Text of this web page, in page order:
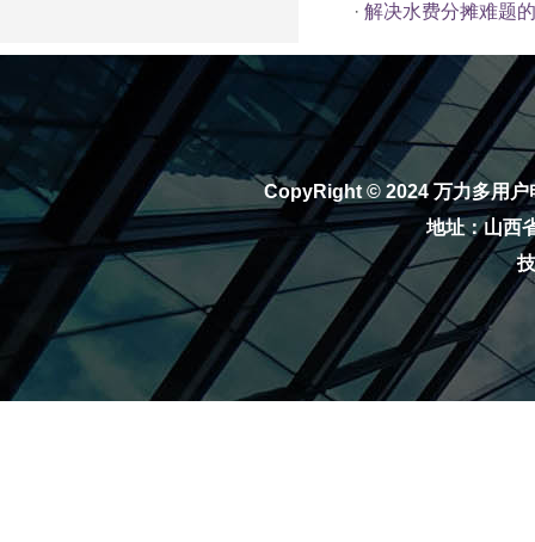
· 解决水费分摊难题
CopyRight © 2024万力多用户
地址：山西